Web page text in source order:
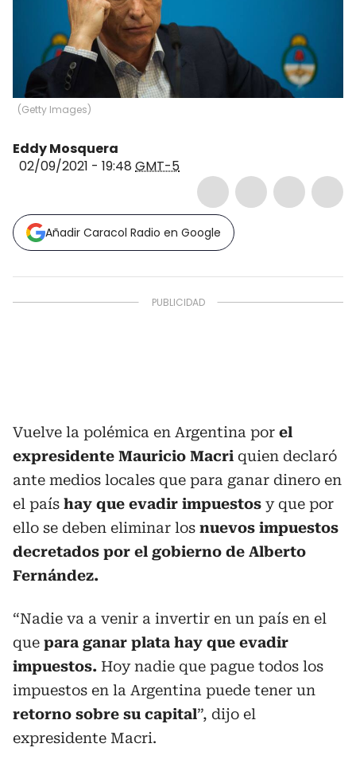
(Getty Images)
Eddy Mosquera
02/09/2021 - 19:48 GMT-5
Añadir Caracol Radio en Google
Vuelve la polémica en Argentina por el
expresidente Mauricio Macri quien declaró
ante medios locales que para ganar dinero en
el país hay que evadir impuestos y que por
ello se deben eliminar los nuevos impuestos
decretados por el gobierno de Alberto
Fernández.
“Nadie va a venir a invertir en un país en el
que para ganar plata hay que evadir
impuestos. Hoy nadie que pague todos los
impuestos en la Argentina puede tener un
retorno sobre su capital”, dijo el
expresidente Macri.